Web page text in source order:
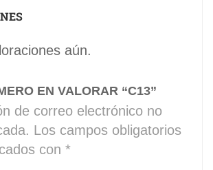
aún.
EN VALORAR “C13”
de correo electrónico no
Los campos obligatorios
con *